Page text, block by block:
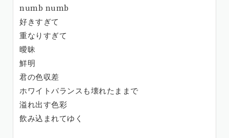
numb numb
好きすぎて
重なりすぎて
曖昧
鮮明
君の色収差
ホワイトバランスも壊れたままで
溢れ出す色彩
飲み込まれてゆく